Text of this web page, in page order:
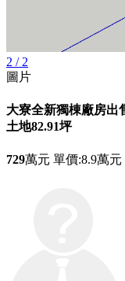
2 / 2
圖片
大寮全新獨棟廠房出
土地82.91坪
729萬元 單價:8.9萬元